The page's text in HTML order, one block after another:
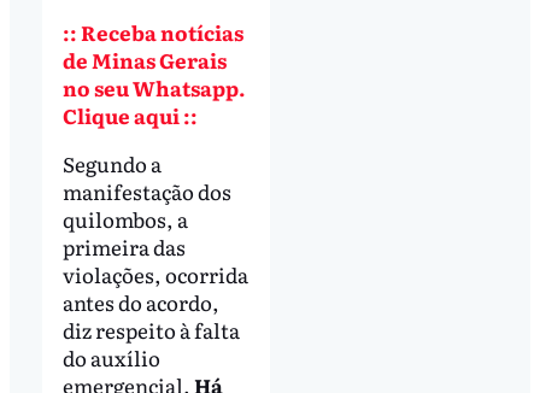
:: Receba notícias
de Minas Gerais
no seu Whatsapp.
Clique aqui ::
Segundo a
manifestação dos
quilombos, a
primeira das
violações, ocorrida
antes do acordo,
diz respeito à falta
do auxílio
emergencial. Há